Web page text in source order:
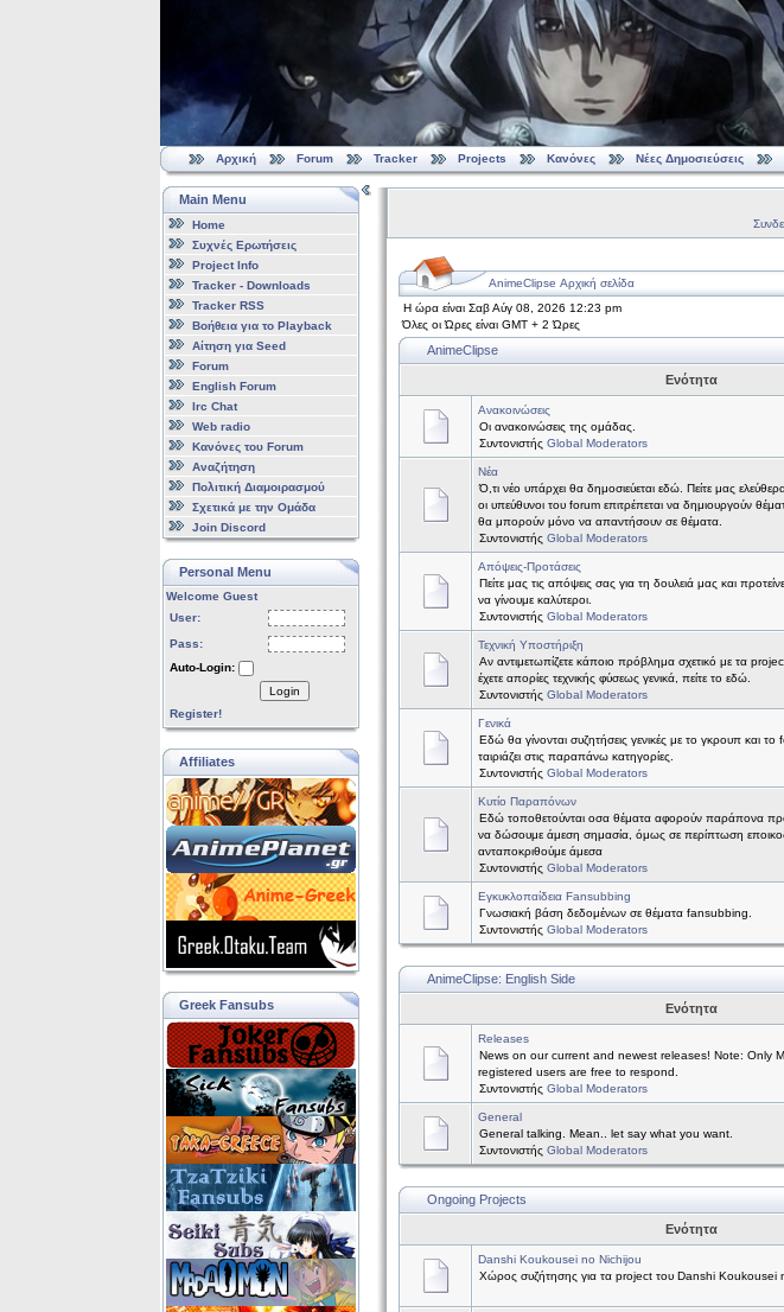
Αρχική Forum Tracker Projects Κανόνες Νέες Δημοσιεύσεις
Main Menu
Home
Συχνές Ερωτήσεις
Project Info
Tracker - Downloads
Tracker RSS
Βοήθεια για το Playback
Αίτηση για Seed
Forum
English Forum
Irc Chat
Web radio
Κανόνες του Forum
Αναζήτηση
Πολιτική Διαμοιρασμού
Σχετικά με την Ομάδα
Join Discord
Personal Menu
Welcome Guest
User:
Pass:
Auto-Login:
Login
Register!
Affiliates
Greek Fansubs
AnimeClipse Αρχική σελίδα
Η ώρα είναι Σαβ Αύγ 08, 2026 12:23 pm
Όλες οι Ώρες είναι GMT + 2 Ώρες
AnimeClipse
Ενότητα
Ανακοινώσεις
Οι ανακοινώσεις της ομάδας.
Συντονιστής Global Moderators
Νέα
Ό,τι νέο υπάρχει θα δημοσιεύεται εδώ. Πείτε μας
οι υπεύθυνοι του forum επιτρέπεται να δημιουργούν
θα μπορούν μόνο να απαντήσουν σε θέματα.
Συντονιστής Global Moderators
Απόψεις-Προτάσεις
Πείτε μας τις απόψεις σας για τη δουλειά μας και
να γίνουμε καλύτεροι.
Συντονιστής Global Moderators
Τεχνική Υποστήριξη
Αν αντιμετωπίζετε κάποιο πρόβλημα σχετικό με τα
έχετε απορίες τεχνικής φύσεως γενικά, πείτε το εδώ.
Συντονιστής Global Moderators
Γενικά
Εδώ θα γίνονται συζητήσεις γενικές με το γκρουπ και
ταιριάζει στις παραπάνω κατηγορίες.
Συντονιστής Global Moderators
Κυτίο Παραπόνων
Εδώ τοποθετούνται οσα θέματα αφορούν παράπονα
να δώσουμε άμεση σημασία, όμως σε περίπτωση
ανταποκριθούμε άμεσα
Συντονιστής Global Moderators
Εγκυκλοπαίδεια Fansubbing
Γνωσιακή βάση δεδομένων σε θέματα fansubbing.
Συντονιστής Global Moderators
AnimeClipse: English Side
Ενότητα
Releases
News on our current and newest releases! Note: Only
registered users are free to respond.
Συντονιστής Global Moderators
General
General talking. Mean.. let say what you want.
Συντονιστής Global Moderators
Ongoing Projects
Ενότητα
Danshi Koukousei no Nichijou
Χώρος συζήτησης για τα project του Danshi Koukousei